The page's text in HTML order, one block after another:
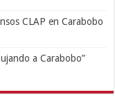
CLAP en Carabobo
a Carabobo”